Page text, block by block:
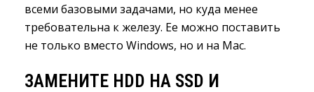
всеми базовыми задачами, но куда менее
требовательна к железу. Ее можно поставить
не только вместо Windows, но и на Mac.
ЗАМЕНИТЕ HDD НА SSD И